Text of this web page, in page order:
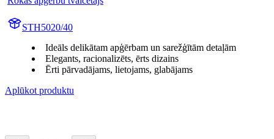
STH5020/40
Ideāls delikātam apģērbam un sarežģītām detaļām
Elegants, racionalizēts, ērts dizains
Ērti pārvadājams, lietojams, glabājams
Aplūkot produktu